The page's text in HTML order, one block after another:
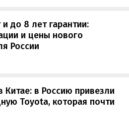
до 8 лет гарантии:
и цены нового
России
в Россию привезли
Toyota, которая почти